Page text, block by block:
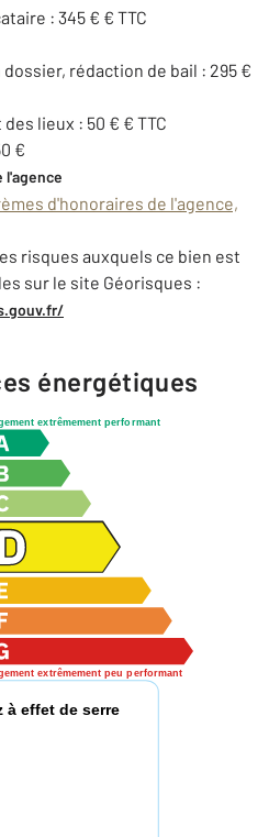
: 345 € € TTC
rédaction de bail : 295 €
lieux : 50 € € TTC
€
l'agence
d'honoraires de l'agence,
risques auxquels ce bien est
sur le site Géorisques :
énergétiques
extrêmement performant
extrêmement peu performant
à effet de serre